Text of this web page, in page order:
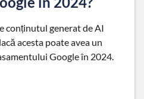
conținutul generat de AI
acesta poate avea un
Google în 2024.